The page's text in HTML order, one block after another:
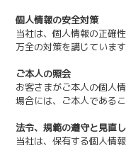
個人情報の安全対策
当社は、個人情報の正確
万全の対策を講じています
ご本人の照会
お客さまがご本人の個人
場合には、ご本人である
法令、規範の遵守と見直し
当社は、保有する個人情